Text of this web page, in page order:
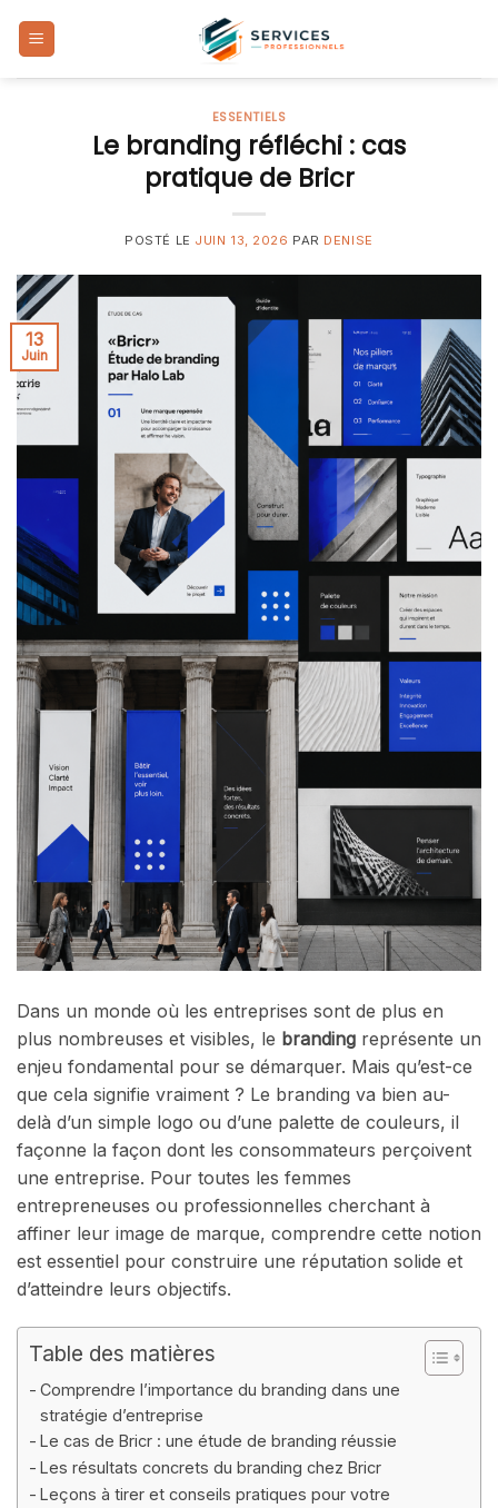
ESSENTIELS
Le branding réfléchi : cas
pratique de Bricr
POSTÉ LE JUIN 13, 2026 PAR DENISE
13
Juin
Dans un monde où les entreprises sont de plus en
plus nombreuses et visibles, le branding représente un
enjeu fondamental pour se démarquer. Mais qu’est-ce
que cela signifie vraiment ? Le branding va bien au-
delà d’un simple logo ou d’une palette de couleurs, il
façonne la façon dont les consommateurs perçoivent
une entreprise. Pour toutes les femmes
entrepreneuses ou professionnelles cherchant à
affiner leur image de marque, comprendre cette notion
est essentiel pour construire une réputation solide et
d’atteindre leurs objectifs.
Table des matières
Comprendre l’importance du branding dans une
stratégie d’entreprise
Le cas de Bricr : une étude de branding réussie
Les résultats concrets du branding chez Bricr
Leçons à tirer et conseils pratiques pour votre